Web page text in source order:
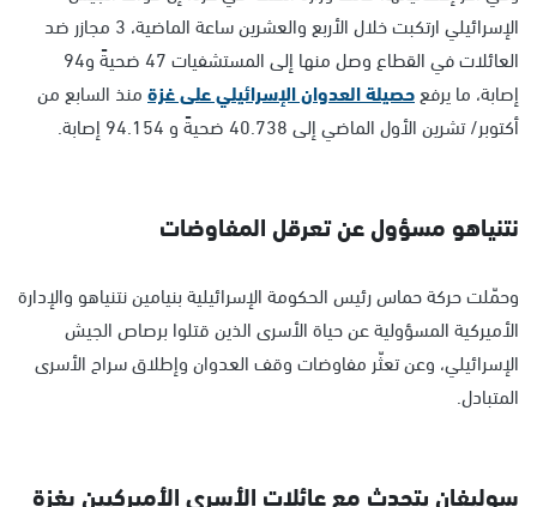
الإسرائيلي ارتكبت خلال الأربع والعشرين ساعة الماضية، 3 مجازر ضد
العائلات في القطاع وصل منها إلى المستشفيات 47 ضحيةً و94
إصابة، ما يرفعحصيلة العدوان الإسرائيلي على غزةمنذ السابع من
أكتوبر/ تشرين الأول الماضي إلى 40.738 ضحيةً و 94.154 إصابة.
نتنياهو مسؤول عن تعرقل المفاوضات
وحمّلت حركة حماس رئيس الحكومة الإسرائيلية بنيامين نتنياهو والإدارة
الأميركية المسؤولية عن حياة الأسرى الذين قتلوا برصاص الجيش
الإسرائيلي، وعن تعثّر مفاوضات وقف العدوان وإطلاق سراح الأسرى
المتبادل.
سوليفان يتحدث مع عائلات الأسرى الأميركيين بغزة